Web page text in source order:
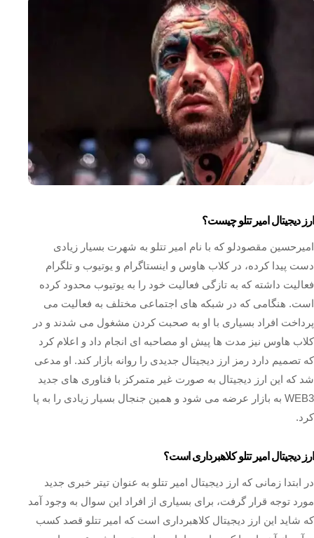
ارز دیجیتال امیر تتلو چیست؟
امیرحسین مقصودلو که با نام امیر تتلو به شهرت بسیار زیادی
دست پیدا کرده، در کلاب هاوس و اینستاگرام و یوتیوب و تلگرام
فعالیت داشته که به تازگی فعالیت خود را به یوتیوب محدود کرده
است. هنگامی که در شبکه‌ های اجتماعی مختلف به فعالیت می‌
پرداخت افراد بسیاری با او به صحبت کردن مشغول می شدند و در
کلاب هاوس نیز مدت ها پیش او مصاحبه ای انجام داد و اعلام کرد
که تصمیم دارد رمز ارز دیجیتال جدیدی را روانه بازار کند. او مدعی
شد که این ارز دیجیتال به صورت غیر متمرکز با فناوری‌ های جدید
WEB3 به بازار عرضه می‌ شود و همین جنجال بسیار زیادی را به پا
کرد.
ارز دیجیتال امیر تتلو کلاهبرداری است؟
در ابتدا زمانی که ارز دیجیتال امیر تتلو به عنوان تیتر خبری جدید
مورد توجه قرار گرفت، برای بسیاری از افراد این سوال به وجود آمد
که شاید این ارز دیجیتال کلاهبرداری است که امیر تتلو قصد کسب